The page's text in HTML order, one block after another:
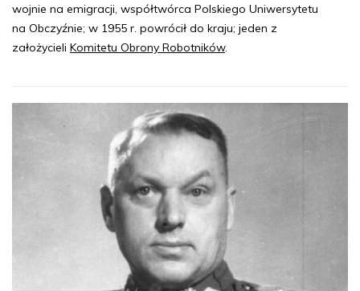
wojnie na emigracji, współtwórca Polskiego Uniwersytetu
na Obczyźnie; w 1955 r. powrócił do kraju; jeden z
założycieli Komitetu Obrony Robotników.